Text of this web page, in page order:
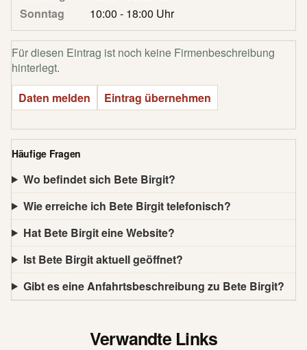
Sonntag
10:00 - 18:00 Uhr
Für diesen Eintrag ist noch keine Firmenbeschreibung
hinterlegt.
Daten melden
Eintrag übernehmen
Häufige Fragen
Wo befindet sich Bete Birgit?
Wie erreiche ich Bete Birgit telefonisch?
Hat Bete Birgit eine Website?
Ist Bete Birgit aktuell geöffnet?
Gibt es eine Anfahrtsbeschreibung zu Bete Birgit?
Verwandte Links